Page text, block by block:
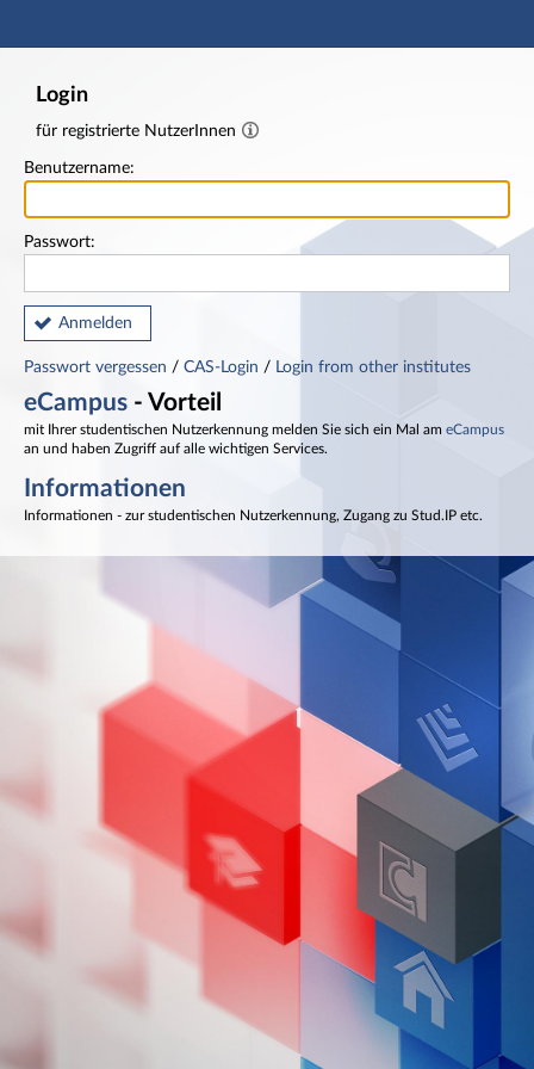
Hauptnavigation
Login
für registrierte NutzerInnen
Benutzername:
Passwort:
Anmelden
Passwort vergessen / CAS-Login / Login from other institutes
eCampus - Vorteil
mit Ihrer studentischen Nutzerkennung melden Sie sich ein Mal am eCampus
an und haben Zugriff auf alle wichtigen Services.
Informationen
Informationen - zur studentischen Nutzerkennung, Zugang zu Stud.IP etc.